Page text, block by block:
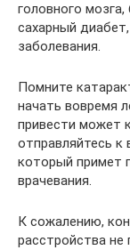
головного
сахарный
заболевания.
Помните
начать вовремя
привести может
отправляйтесь к
который примет
врачевания.
К сожалению,
расстройства